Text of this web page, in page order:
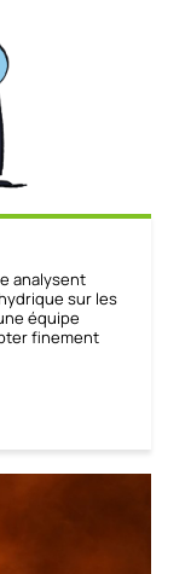
analysent
sur les
équipe
finement